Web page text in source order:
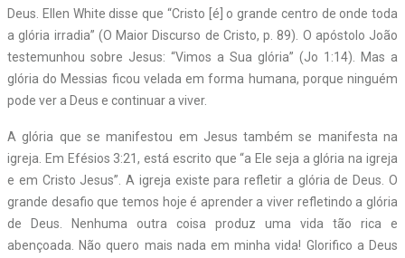
Deus. Ellen White disse que “Cristo [é] o grande centro de onde toda
a glória irradia” (O Maior Discurso de Cristo, p. 89). O apóstolo João
testemunhou sobre Jesus: “Vimos a Sua glória” (Jo 1:14). Mas a
glória do Messias ficou velada em forma humana, porque ninguém
pode ver a Deus e continuar a viver.
A glória que se manifestou em Jesus também se manifesta na
igreja. Em Efésios 3:21, está escrito que “a Ele seja a glória na igreja
e em Cristo Jesus”. A igreja existe para refletir a glória de Deus. O
grande desafio que temos hoje é aprender a viver refletindo a glória
de Deus. Nenhuma outra coisa produz uma vida tão rica e
abençoada. Não quero mais nada em minha vida! Glorifico a Deus